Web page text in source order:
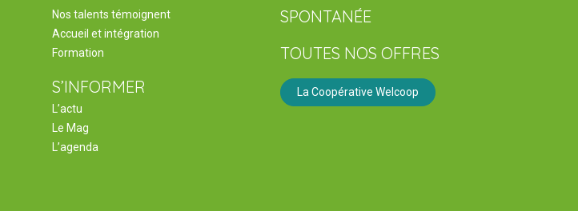
Nos talents témoignent
Accueil et intégration
Formation
S’INFORMER
L’actu
Le Mag
L’agenda
SPONTANÉE
TOUTES NOS OFFRES
La Coopérative Welcoop